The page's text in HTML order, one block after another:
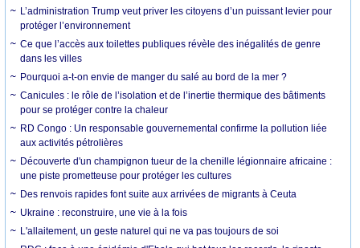
L’administration Trump veut priver les citoyens d’un puissant levier pour
protéger l’environnement
Ce que l’accès aux toilettes publiques révèle des inégalités de genre
dans les villes
Pourquoi a-t-on envie de manger du salé au bord de la mer ?
Canicules : le rôle de l’isolation et de l’inertie thermique des bâtiments
pour se protéger contre la chaleur
RD Congo : Un responsable gouvernemental confirme la pollution liée
aux activités pétrolières
Découverte d'un champignon tueur de la chenille légionnaire africaine :
une piste prometteuse pour protéger les cultures
Des renvois rapides font suite aux arrivées de migrants à Ceuta
Ukraine : reconstruire, une vie à la fois
L'allaitement, un geste naturel qui ne va pas toujours de soi